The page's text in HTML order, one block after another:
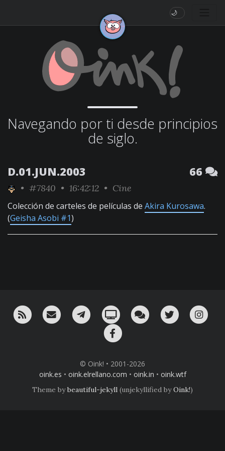
🌙
Navegando por ti desde principios
de siglo.
D.01.JUN.2003 66
• #7840 • 16:42:12 • Cine
Colección de carteles de películas de Akira Kurosawa.
(Geisha Asobi #1)
RSS ¡Mándame un email!¡Nuestro canal en Telegram!
Oink! TV Charla con nosotros
Twitter
© Oink! • 2001-2026
oink.es • oink.elrellano.com • oink.in • oink.wtf
Theme bybeautiful-jekyll (unjekyllified byOink!)